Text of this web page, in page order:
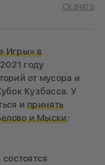
Скачать
Игры» в
году
от мусора и
Кузбасса. У
ипринять
и Мыски: